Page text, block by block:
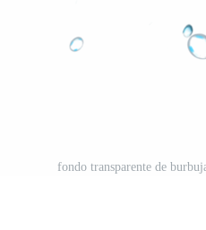
fondo transparente de